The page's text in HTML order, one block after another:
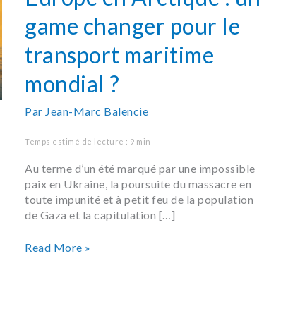
game changer pour le
transport maritime
mondial ?
Par Jean-Marc Balencie
Temps estimé de lecture : 9 min
Au terme d’un été marqué par une impossible
paix en Ukraine, la poursuite du massacre en
toute impunité et à petit feu de la population
de Gaza et la capitulation […]
changer
pour
le
maritime
Read More »